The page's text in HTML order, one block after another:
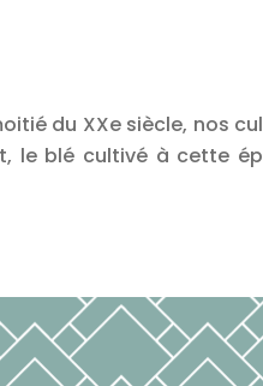
du XXe siècle, nos
le blé cultivé à cette